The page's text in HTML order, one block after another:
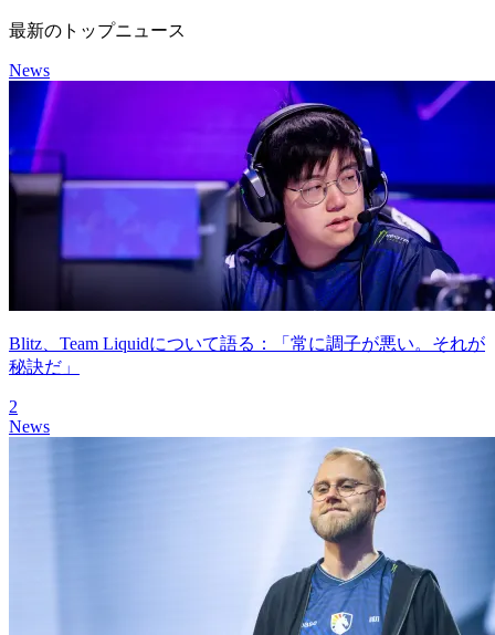
最新のトップニュース
News
Blitz、Team Liquidについて語る：「常に調子が悪い。それが
秘訣だ」
2
News